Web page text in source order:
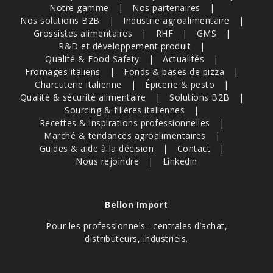
Notre gamme
Nos partenaires
Nos solutions B2B
Industrie agroalimentaire
Grossistes alimentaires
RHF
GMS
R&D et développement produit
Qualité & Food Safety
Actualités
Fromages italiens
Fonds & bases de pizza
Charcuterie italienne
Épicerie & pesto
Qualité & sécurité alimentaire
Solutions B2B
Sourcing & filières italiennes
Recettes & inspirations professionnelles
Marché & tendances agroalimentaires
Guides & aide à la décision
Contact
Nous rejoindre
Linkedin
Bellon Import
Pour les professionnels : centrales d’achat,
distributeurs, industriels.